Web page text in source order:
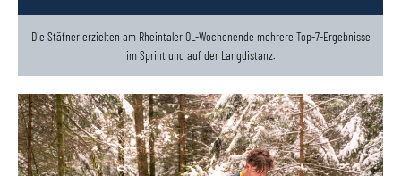
Die Stäfner erzielten am Rheintaler OL-Wochenende mehrere Top-7-Ergebnisse
im Sprint und auf der Langdistanz.